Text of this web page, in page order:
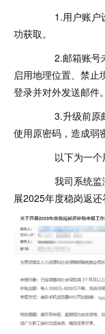
1.用户账户设
功获取。
2.邮箱账号未
启用地理位置、禁止
登录并对外发送邮件。
3.升级前原邮
使用原密码，造成弱
以下为一个
我司系统监
展2025年度稳岗返